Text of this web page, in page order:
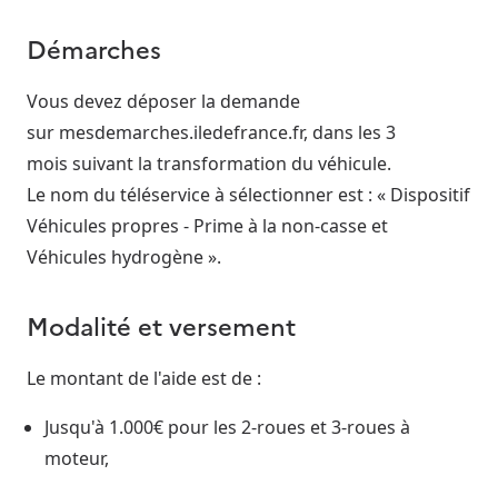
Démarches
Vous devez déposer la demande
sur mesdemarches.iledefrance.fr, dans les 3
mois suivant la transformation du véhicule.
Le nom du téléservice à sélectionner est : « Dispositif
Véhicules propres - Prime à la non-casse et
Véhicules hydrogène ».
Modalité et versement
Le montant de l'aide est de :
Jusqu'à 1.000€ pour les 2-roues et 3-roues à
moteur,